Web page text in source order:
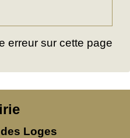
erreur sur cette page
Loges